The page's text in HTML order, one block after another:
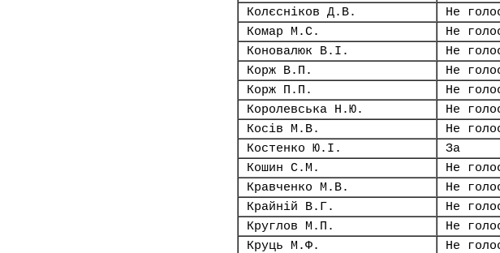
Колєсніков Д.В.
Не
Комар М.С.
Не
Коновалюк В.І.
Не
Корж В.П.
Не
Корж П.П.
Не
Королевська Н.Ю.
Не
Косів М.В.
Не
Костенко Ю.І.
За
Кошин С.М.
Не
Кравченко М.В.
Не
Крайній В.Г.
Не
Круглов М.П.
Не
Круць М.Ф.
Не